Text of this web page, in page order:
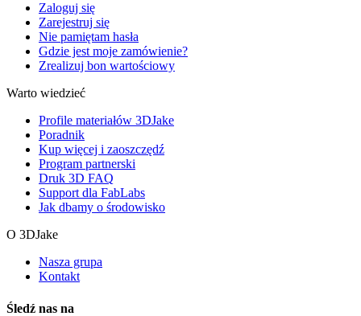
Zaloguj się
Zarejestruj się
Nie pamiętam hasła
Gdzie jest moje zamówienie?
Zrealizuj bon wartościowy
Warto wiedzieć
Profile materiałów 3DJake
Poradnik
Kup więcej i zaoszczędź
Program partnerski
Druk 3D FAQ
Support dla FabLabs
Jak dbamy o środowisko
O 3DJake
Nasza grupa
Kontakt
Śledź nas na